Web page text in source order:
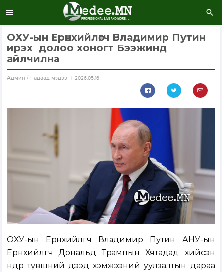
ОХУ-ын Ерөнхийлөгч Владимир Путин
ирэх долоо хоногт Бээжинд
айлчилна
Aдмин / Гадаад мэдээ 2026.05.16
ОХУ-ын Ерөнхийлөгч Владимир Путин АНУ-ын
Ерөнхийлөгч Дональд Трампын Хятадад хийсэн
өндөр түвшний дээд хэмжээний уулзалтын дараа